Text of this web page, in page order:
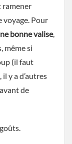
ramener
voyage. Pour
bonne valise,
même si
(il faut
y a d’autres
de